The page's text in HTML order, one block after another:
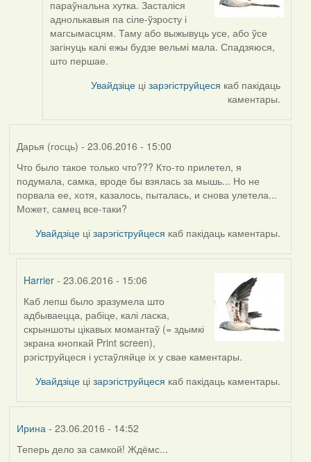
to
by
Viachaslav
Gruzdov
параўнальна хутка. Засталіся
аднолькавыя па сіле-ўзросту і
магсымасцям. Таму або выжывуць усе, або ўсе
загінуць калі ежы будзе вельмі мала. Спадзяюся,
што першае.
Увайдзіце цізарэгіструйцеся каб пакідаць
каментары.
Дарья (госць) - 23.06.2016 - 15:00
Что было такое только что??? Кто-то прилетел, я
подумала, самка, вроде бы взялась за мышь... Но не
порвала ее, хотя, казалось, пыталась, и снова улетела...
Может, самец все-таки?
Увайдзіце цізарэгіструйцеся каб пакідаць каментары.
Harrier - 23.06.2016 - 15:06
In
reply
to
by
Дарья
(госць)
Каб лепш было зразумела што
адбываецца, рабіце, калі ласка,
скрыншоты цікавых момантаў (= здымкі
экрана кнопкай Print screen),
рэгіструйцеся і устаўляйце іх у свае каментары.
Увайдзіце цізарэгіструйцеся каб пакідаць каментары.
Ирина- 23.06.2016 - 14:52
Теперь дело за самкой! Ждёмс...